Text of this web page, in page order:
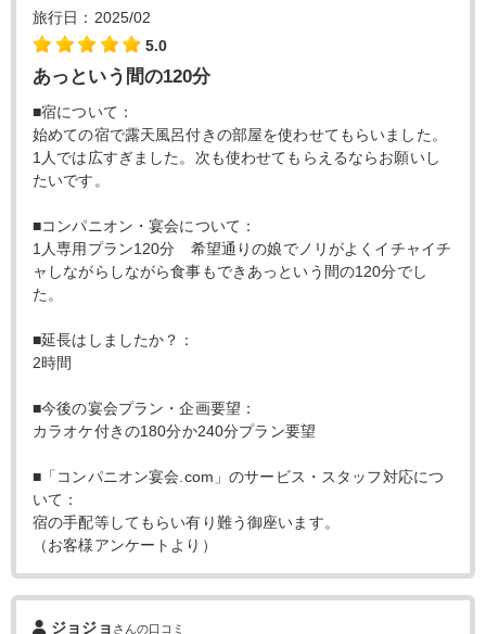
旅行日：2025/02
5.0
あっという間の120分
■宿について：
始めての宿で露天風呂付きの部屋を使わせてもらいました。
1人では広すぎました。次も使わせてもらえるならお願いし
たいです。
■コンパニオン・宴会について：
1人専用プラン120分 希望通りの娘でノリがよくイチャイチ
ャしながらしながら食事もできあっという間の120分でし
た。
■延長はしましたか？：
2時間
■今後の宴会プラン・企画要望：
カラオケ付きの180分か240分プラン要望
■「コンパニオン宴会.com」のサービス・スタッフ対応につ
いて：
宿の手配等してもらい有り難う御座います。
（お客様アンケートより）
ジョジョ さんの口コミ